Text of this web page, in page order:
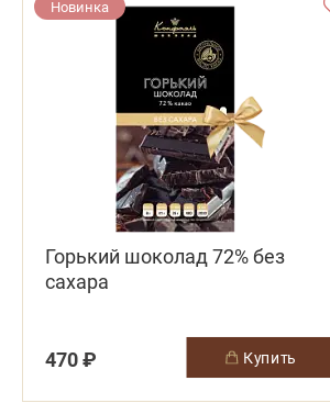
Новинка
Горький шоколад 72% без
сахара
470 ₽ купить